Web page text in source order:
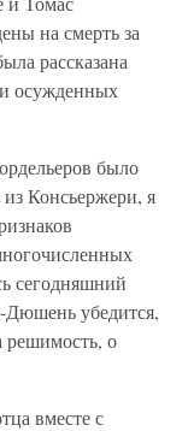
на смерть за
рассказана
осужденных
было
Консьержери, я
сегодняшний
Дюшень убедится,
решимость, о
вместе с